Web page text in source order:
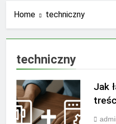
Home techniczny
techniczny
Jak